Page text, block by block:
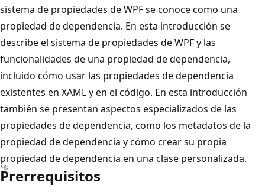
sistema de propiedades de WPF se conoce como una
propiedad de dependencia. En esta introducción se
describe el sistema de propiedades de WPF y las
funcionalidades de una propiedad de dependencia,
incluido cómo usar las propiedades de dependencia
existentes en XAML y en el código. En esta introducción
también se presentan aspectos especializados de las
propiedades de dependencia, como los metadatos de la
propiedad de dependencia y cómo crear su propia
propiedad de dependencia en una clase personalizada.
Prerrequisitos